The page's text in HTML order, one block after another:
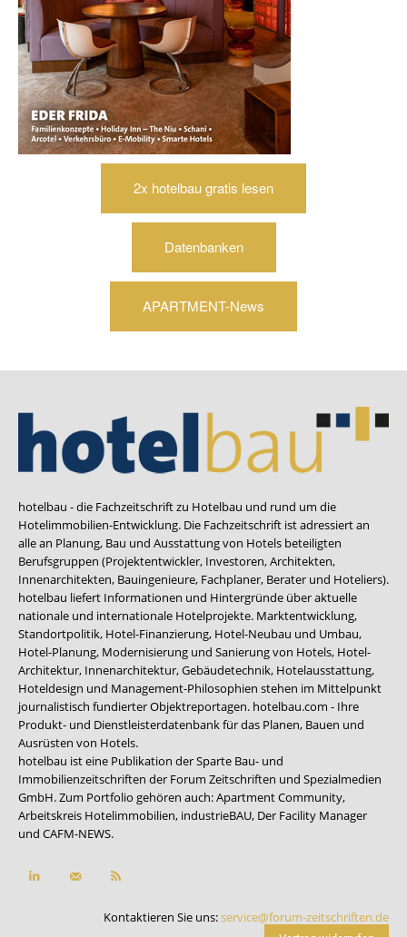
2x hotelbau gratis lesen
Datenbanken
APARTMENT-News
hotelbau - die Fachzeitschrift zu Hotelbau und rund um die
Hotelimmobilien-Entwicklung. Die Fachzeitschrift ist adressiert an
alle an Planung, Bau und Ausstattung von Hotels beteiligten
Berufsgruppen (Projektentwickler, Investoren, Architekten,
Innenarchitekten, Bauingenieure, Fachplaner, Berater und Hoteliers).
hotelbau liefert Informationen und Hintergründe über aktuelle
nationale und internationale Hotelprojekte. Marktentwicklung,
Standortpolitik, Hotel-Finanzierung, Hotel-Neubau und Umbau,
Hotel-Planung, Modernisierung und Sanierung von Hotels, Hotel-
Architektur, Innenarchitektur, Gebäudetechnik, Hotelausstattung,
Hoteldesign und Management-Philosophien stehen im Mittelpunkt
journalistisch fundierter Objektreportagen. hotelbau.com - Ihre
Produkt- und Dienstleisterdatenbank für das Planen, Bauen und
Ausrüsten von Hotels.
hotelbau ist eine Publikation der Sparte Bau- und
Immobilienzeitschriften der Forum Zeitschriften und Spezialmedien
GmbH. Zum Portfolio gehören auch:Apartment Community,
Arbeitskreis Hotelimmobilien, industrieBAU, Der Facility Manager
und CAFM-NEWS.
Kontaktieren Sie uns:service@forum-zeitschriften.de